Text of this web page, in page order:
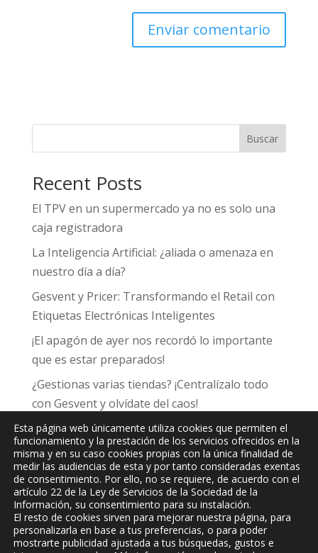
Buscar
Recent Posts
El TPV en un supermercado ya no es solo una
caja registradora
La Inteligencia Artificial: ¿aliada o amenaza en
nuestro día a día?
Gesvent y Pricer: Transformando el Retail con
Etiquetas Electrónicas Inteligentes
¡El apagón de ayer nos recordó lo importante
que es estar preparados!
¿Gestionas varias tiendas? ¡Centralízalo todo
con Gesvent y olvídate del caos!
JPCInformática y Comunicaciones, S.L.
Esta página web únicamente utiliza cookies que permiten el
funcionamiento y la prestación de los servicios ofrecidos en la
misma y en su caso cookies propias con la única finalidad de
medir las audiencias de esta y por tanto consideradas exentas
de consentimiento. Por ello, no se requiere, de acuerdo con el
artículo 22 de la Ley de Servicios de la Sociedad de la
Información, su consentimiento para su instalación.
El resto de cookies sirven para mejorar nuestra página, para
personalizarla en base a tus preferencias, o para poder
mostrarte publicidad ajustada a tus búsquedas, gustos e